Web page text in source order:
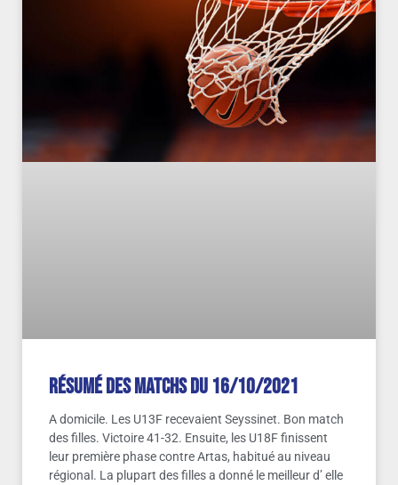
Résumé des matchs du 16/10/2021
A domicile. Les U13F recevaient Seyssinet. Bon match
des filles. Victoire 41-32. Ensuite, les U18F finissent
leur première phase contre Artas, habitué au niveau
régional. La plupart des filles a donné le meilleur d’ elle